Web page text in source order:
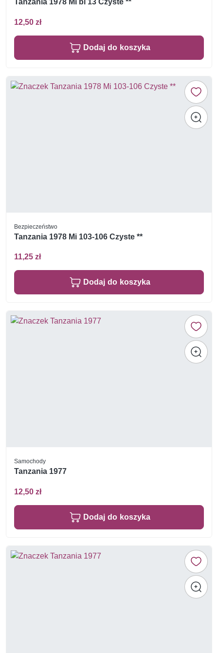
Tanzania 1978 Mi bl 13 Czyste **
12,50 zł
Dodaj do koszyka
Bezpieczeństwo
Tanzania 1978 Mi 103-106 Czyste **
11,25 zł
Dodaj do koszyka
Samochody
Tanzania 1977
12,50 zł
Dodaj do koszyka